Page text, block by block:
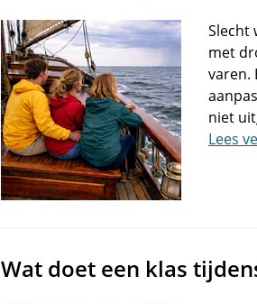
Slecht
met
varen.
niet
Lees
Wat doet een klas